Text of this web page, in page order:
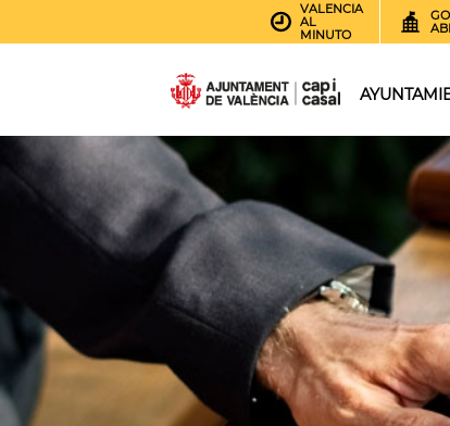
VALENCIA
AL
MINUTO